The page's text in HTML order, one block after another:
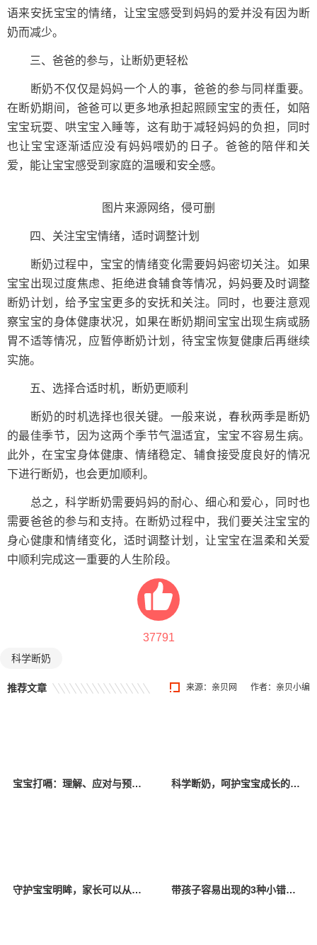
语来安抚宝宝的情绪，让宝宝感受到妈妈的爱并没有因为断
奶而减少。
三、爸爸的参与，让断奶更轻松
断奶不仅仅是妈妈一个人的事，爸爸的参与同样重要。
在断奶期间，爸爸可以更多地承担起照顾宝宝的责任，如陪
宝宝玩耍、哄宝宝入睡等，这有助于减轻妈妈的负担，同时
也让宝宝逐渐适应没有妈妈喂奶的日子。爸爸的陪伴和关
爱，能让宝宝感受到家庭的温暖和安全感。
图片来源网络，侵可删
四、关注宝宝情绪，适时调整计划
断奶过程中，宝宝的情绪变化需要妈妈密切关注。如果
宝宝出现过度焦虑、拒绝进食辅食等情况，妈妈要及时调整
断奶计划，给予宝宝更多的安抚和关注。同时，也要注意观
察宝宝的身体健康状况，如果在断奶期间宝宝出现生病或肠
胃不适等情况，应暂停断奶计划，待宝宝恢复健康后再继续
实施。
五、选择合适时机，断奶更顺利
断奶的时机选择也很关键。一般来说，春秋两季是断奶
的最佳季节，因为这两个季节气温适宜，宝宝不容易生病。
此外，在宝宝身体健康、情绪稳定、辅食接受度良好的情况
下进行断奶，也会更加顺利。
总之，科学断奶需要妈妈的耐心、细心和爱心，同时也
需要爸爸的参与和支持。在断奶过程中，我们要关注宝宝的
身心健康和情绪变化，适时调整计划，让宝宝在温柔和关爱
中顺利完成这一重要的人生阶段。
37791
科学断奶
来源： 亲贝网 作者：亲贝小编
推荐文章
宝宝打嗝：理解、应对与预防的全面指南 科学断奶，呵护宝宝成长的每一步
守护宝宝明眸，家长可以从以下几个方面做起 带孩子容易出现的3种小错误，可以适当避免